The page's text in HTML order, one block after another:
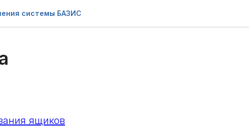
системы БАЗИС
ящиков